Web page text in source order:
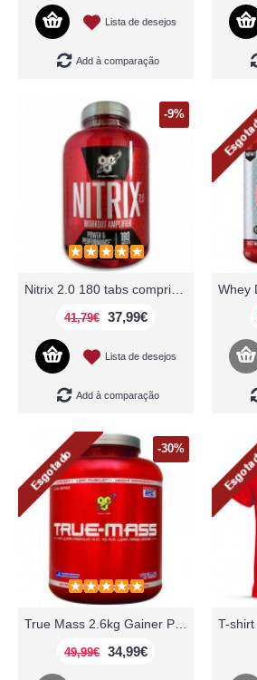
Lista de desejos
Add à comparação
-9%
41,79€ 37,99€
Lista de desejos
Add à comparação
-30%
49,99€ 34,99€